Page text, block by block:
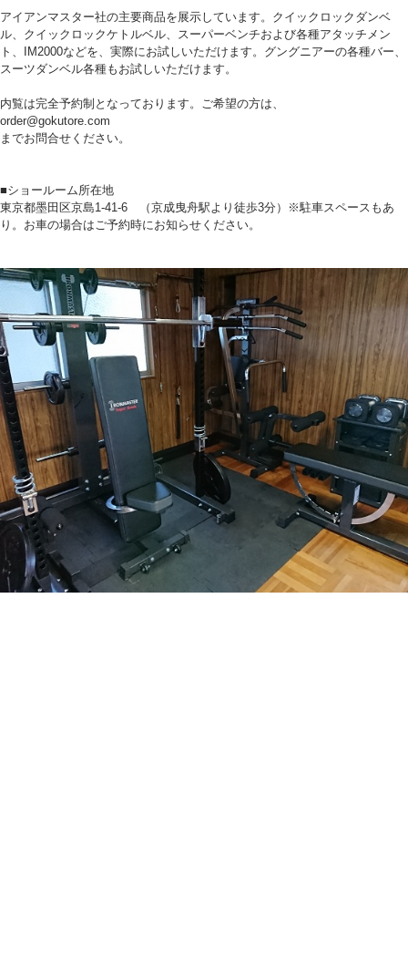
アイアンマスター社の主要商品を展示しています。クイックロックダンベ
ル、クイックロックケトルベル、スーパーベンチおよび各種アタッチメン
ト、IM2000などを、実際にお試しいただけます。グングニアーの各種バー、
スーツダンベル各種もお試しいただけます。
内覧は完全予約制となっております。ご希望の方は、
order@gokutore.com
までお問合せください。
■ショールーム所在地
東京都墨田区京島1-41-6 （京成曳舟駅より徒歩3分）※駐車スペースもあ
り。お車の場合はご予約時にお知らせください。